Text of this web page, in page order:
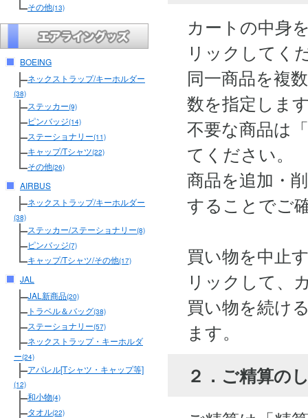
その他(13)
BOEING
ネックストラップ/キーホルダー
(38)
ステッカー(9)
ピンバッジ(14)
ステーショナリー(11)
キャップ/Tシャツ(22)
その他(26)
AIRBUS
ネックストラップ/キーホルダー
(38)
ステッカー/ステーショナリー(8)
ピンバッジ(7)
キャップ/Tシャツ/その他(17)
JAL
JAL新商品(20)
トラベル＆バッグ(38)
ステーショナリー(57)
ネックストラップ・キーホルダ
ー(24)
アパレル[Tシャツ・キャップ等]
(12)
和小物(4)
タオル(22)
カートの中身
リックしてく
同一商品を複
数を指定しま
不要な商品は
てください。
商品を追加・
することでご
買い物を中止
リックして、
買い物を続け
ます。
２．ご精算の